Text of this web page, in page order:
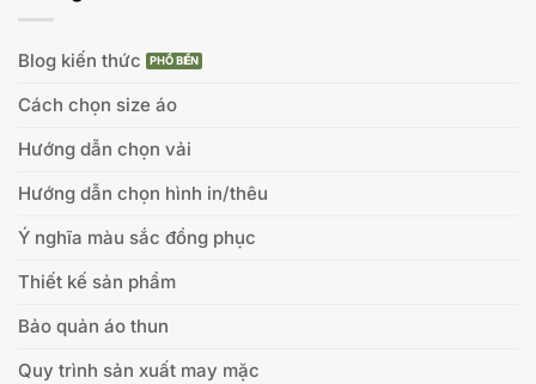
Blog kiến thức
Cách chọn size áo
Hướng dẫn chọn vải
Hướng dẫn chọn hình in/thêu
Ý nghĩa màu sắc đồng phục
Thiết kế sản phẩm
Bảo quản áo thun
Quy trình sản xuất may mặc